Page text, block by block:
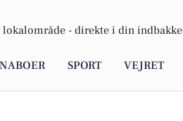
lokalområde - direkte i din indbakke
SPORT VEJRET